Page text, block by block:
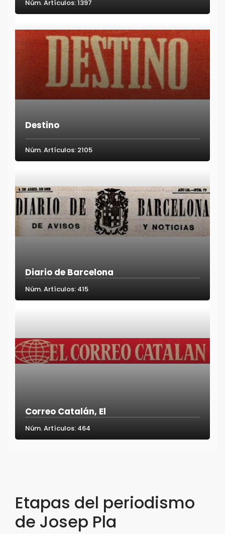
Núm. Artículos: 1397
Destino
Núm. Artículos: 2105
Diario de Barcelona
Núm. Artículos: 415
Correo Catalán, El
Núm. Artículos: 464
Etapas del periodismo
de Josep Pla